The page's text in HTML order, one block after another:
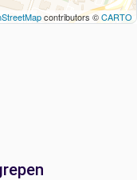
contributors ©CARTO